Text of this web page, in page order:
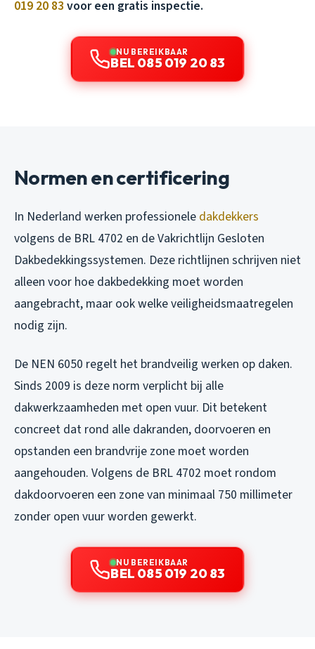
019 20 83 voor een gratis inspectie.
NU BEREIKBAAR
BEL 085 019 20 83
Normen en certificering
In Nederland werken professionele dakdekkers
volgens de BRL 4702 en de Vakrichtlijn Gesloten
Dakbedekkingssystemen. Deze richtlijnen schrijven niet
alleen voor hoe dakbedekking moet worden
aangebracht, maar ook welke veiligheidsmaatregelen
nodig zijn.
De NEN 6050 regelt het brandveilig werken op daken.
Sinds 2009 is deze norm verplicht bij alle
dakwerkzaamheden met open vuur. Dit betekent
concreet dat rond alle dakranden, doorvoeren en
opstanden een brandvrije zone moet worden
aangehouden. Volgens de BRL 4702 moet rondom
dakdoorvoeren een zone van minimaal 750 millimeter
zonder open vuur worden gewerkt.
NU BEREIKBAAR
BEL 085 019 20 83